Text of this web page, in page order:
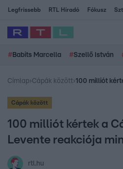
Legfrissebb RTL Híradó Fókusz
# Babits Marcella #Szellő István
Címlap›Cápák között›
Cápák között
100 milliót kértek a
Levente reakciója
rtl.hu